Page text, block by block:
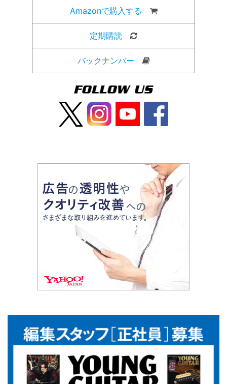
Amazonで購入する
定期購読
バックナンバー